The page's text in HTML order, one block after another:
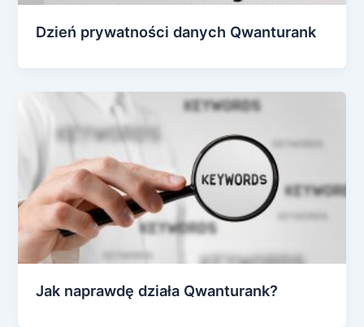
Dzień prywatności danych Qwanturank
Jak naprawdę działa Qwanturank?